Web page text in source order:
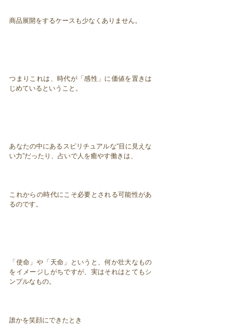
商品展開をするケースも少なくありません。
つまりこれは、時代が「感性」に価値を置きは
じめているということ。
あなたの中にあるスピリチュアルな“目に見えな
い力”だったり、占いで人を癒やす働きは、
これからの時代にこそ必要とされる可能性があ
るのです。
「使命」や「天命」というと、何か壮大なもの
をイメージしがちですが、実はそれはとてもシ
ンプルなもの。
誰かを笑顔にできたとき